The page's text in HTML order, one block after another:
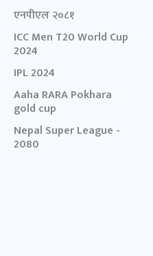
एनपीएल २०८१
ICC Men T20 World Cup
2024
IPL 2024
Aaha RARA Pokhara
gold cup
Nepal Super League -
2080